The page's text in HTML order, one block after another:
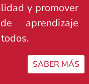
y promover
aprendizaje
SABER MÁS